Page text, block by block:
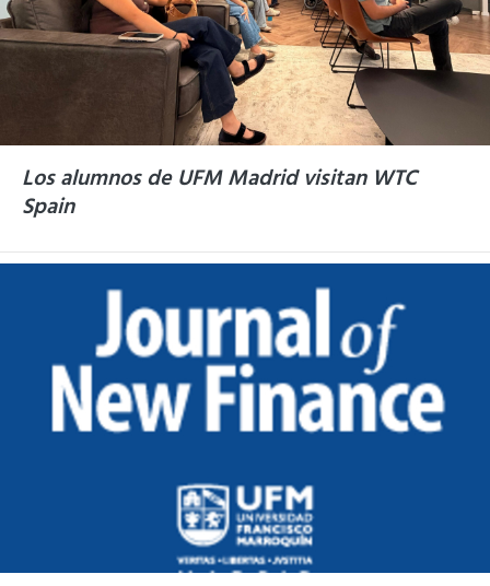
Los alumnos de UFM Madrid visitan WTC
Spain